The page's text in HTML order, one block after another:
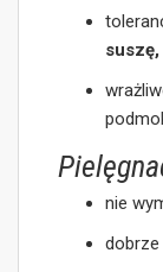
nie